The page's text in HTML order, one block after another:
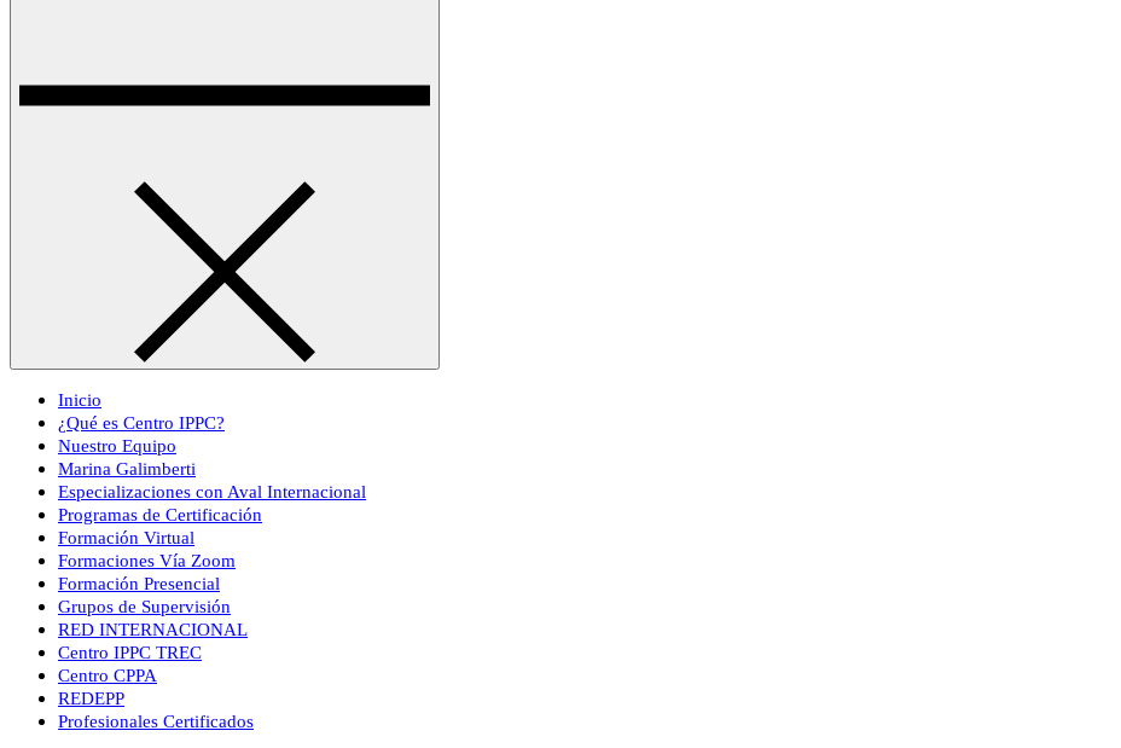
Inicio
¿Qué es Centro IPPC?
Nuestro Equipo
Marina Galimberti
Especializaciones con Aval Internacional
Programas de Certificación
Formación Virtual
Formaciones Vía Zoom
Formación Presencial
Grupos de Supervisión
RED INTERNACIONAL
Centro IPPC TREC
Centro CPPA
REDEPP
Profesionales Certificados